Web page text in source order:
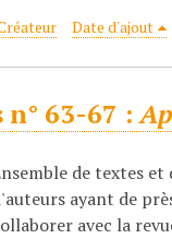
Date d'ajout
n° 63-67 :
de textes
ayant de
avec la